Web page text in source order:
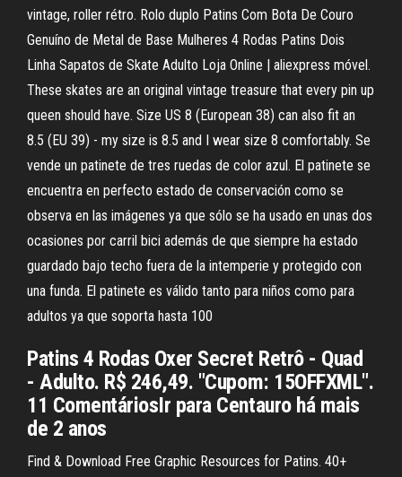
vintage, roller rétro. Rolo duplo Patins Com Bota De Couro
Genuíno de Metal de Base Mulheres 4 Rodas Patins Dois
Linha Sapatos de Skate Adulto Loja Online | aliexpress móvel.
These skates are an original vintage treasure that every pin up
queen should have. Size US 8 (European 38) can also fit an
8.5 (EU 39) - my size is 8.5 and I wear size 8 comfortably. Se
vende un patinete de tres ruedas de color azul. El patinete se
encuentra en perfecto estado de conservación como se
observa en las imágenes ya que sólo se ha usado en unas dos
ocasiones por carril bici además de que siempre ha estado
guardado bajo techo fuera de la intemperie y protegido con
una funda. El patinete es válido tanto para niños como para
adultos ya que soporta hasta 100
Patins 4 Rodas Oxer Secret Retrô - Quad
- Adulto. R$ 246,49. "Cupom: 15OFFXML".
11 ComentáriosIr para Centauro há mais
de 2 anos
Find & Download Free Graphic Resources for Patins. 40+